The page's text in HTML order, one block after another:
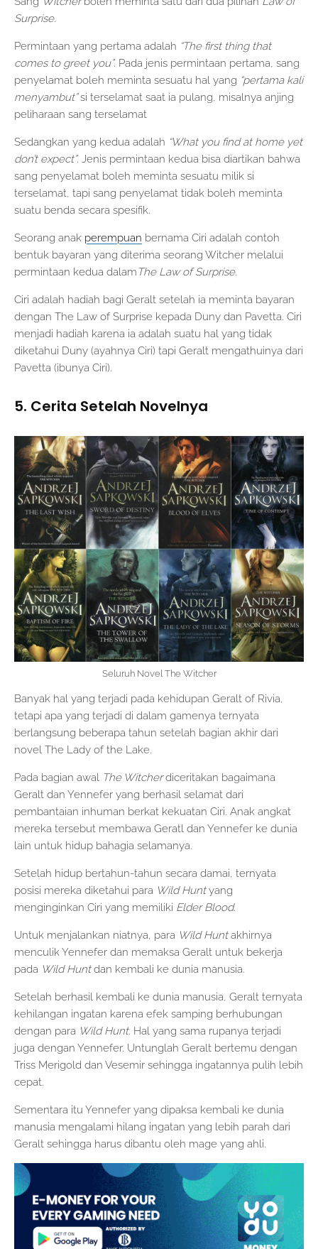
Surprise.
Permintaan yang pertama adalah “The first thing that
comes to greet you”. Pada jenis permintaan pertama, sang
penyelamat boleh meminta sesuatu hal yang “pertama kali
menyambut”si terselamat saat ia pulang, misalnya anjing
peliharaan sang terselamat
Sedangkan yang kedua adalah “What you find at home yet
don’t expect”. Jenis permintaan kedua bisa diartikan bahwa
sang penyelamat boleh meminta sesuatu milik si
terselamat, tapi sang penyelamat tidak boleh meminta
suatu benda secara spesifik.
Seorang anak perempuan bernama Ciri adalah contoh
bentuk bayaran yang diterima seorang Witcher melalui
permintaan kedua dalam The Law of Surprise.
Ciri adalah hadiah bagi Geralt setelah ia meminta bayaran
dengan The Law of Surprise kepada Duny dan Pavetta. Ciri
menjadi hadiah karena ia adalah suatu hal yang tidak
diketahui Duny (ayahnya Ciri) tapi Geralt mengathuinya dari
Pavetta (ibunya Ciri).
5. Cerita Setelah Novelnya
Seluruh Novel The Witcher
Banyak hal yang terjadi pada kehidupan Geralt of Rivia,
tetapi apa yang terjadi di dalam gamenya ternyata
berlangsung beberapa tahun setelah bagian akhir dari
novel The Lady of the Lake.
Pada bagian awal The Witcherdiceritakan bagaimana
Geralt dan Yennefer yang berhasil selamat dari
pembantaian inhuman berkat kekuatan Ciri. Anak angkat
mereka tersebut membawa Geratl dan Yennefer ke dunia
lain untuk hidup bahagia selamanya.
Setelah hidup bertahun-tahun secara damai, ternyata
posisi mereka diketahui para Wild Huntyang
menginginkan Ciri yang memiliki Elder Blood.
Untuk menjalankan niatnya, para Wild Huntakhirnya
menculik Yennefer dan memaksa Geralt untuk bekerja
pada Wild Huntdan kembali ke dunia manusia.
Setelah berhasil kembali ke dunia manusia, Geralt ternyata
kehilangan ingatan karena efek samping berhubungan
dengan para Wild Hunt. Hal yang sama rupanya terjadi
juga dengan Yennefer. Untunglah Geralt bertemu dengan
Triss Merigold dan Vesemir sehingga ingatannya pulih lebih
cepat.
Sementara itu Yennefer yang dipaksa kembali ke dunia
manusia mengalami hilang ingatan yang lebih parah dari
Geralt sehingga harus dibantu oleh mage yang ahli.